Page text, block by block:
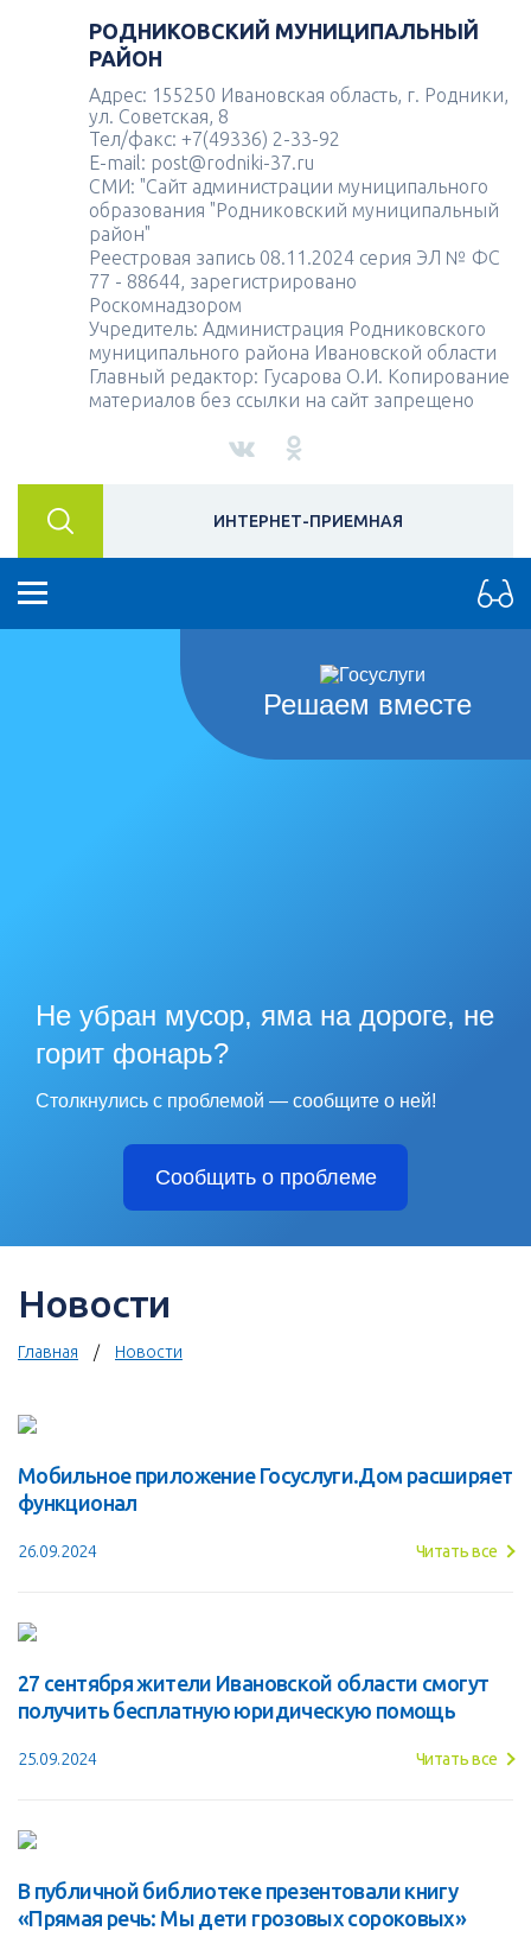
РОДНИКОВСКИЙ МУНИЦИПАЛЬНЫЙ
РАЙОН
Адрес: 155250 Ивановская область, г. Родники,
ул. Советская, 8
Тел/факс: +7(49336) 2-33-92
E-mail: post@rodniki-37.ru
СМИ: "Сайт администрации муниципального
образования "Родниковский муниципальный
район"
Реестровая запись 08.11.2024 серия ЭЛ № ФС
77 - 88644, зарегистрировано
Роскомнадзором
Учредитель: Администрация Родниковского
муниципального района Ивановской области
Главный редактор: Гусарова О.И. Копирование
материалов без ссылки на сайт запрещено
ИНТЕРНЕТ-ПРИЕМНАЯ
Решаем вместе
Не убран мусор, яма на дороге, не
горит фонарь?
Столкнулись с проблемой — сообщите о ней!
Сообщить о проблеме
Новости
Главная Новости
Мобильное приложение Госуслуги.Дом расширяет
функционал
26.09.2024 Читать все
27 сентября жители Ивановской области смогут
получить бесплатную юридическую помощь
25.09.2024 Читать все
В публичной библиотеке презентовали книгу
«Прямая речь: Мы дети грозовых сороковых»